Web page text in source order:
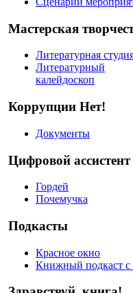
Мастерская
Литературная
Литературный
калейдоскоп
Коррупции Нет!
Документы
Цифровой ассистент
Гордей
Почемучка
Подкасты
Красное окно
Книжный подкаст